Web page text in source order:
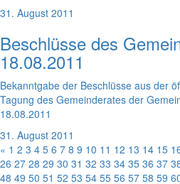
31. August 2011
Beschlüsse des
18.08.2011
Bekanntgabe der Beschlüsse aus der
Tagung des Gemeinderates der
18.08.2011
31. August 2011
« 1 2 3 4 5 6 7 8 9 10 11 12 13 14 15
26 27 28 29 30 31 32 33 34 35 36 37
48 49 50 51 52 53 54 55 56 57 58 59